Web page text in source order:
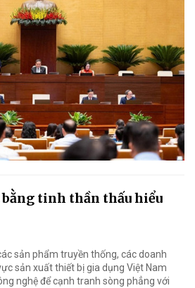
tinh thần thấu hiểu
sản phẩm truyền thống, các doanh
sản xuất thiết bị gia dụng Việt Nam
nghệ để cạnh tranh sòng phẳng với